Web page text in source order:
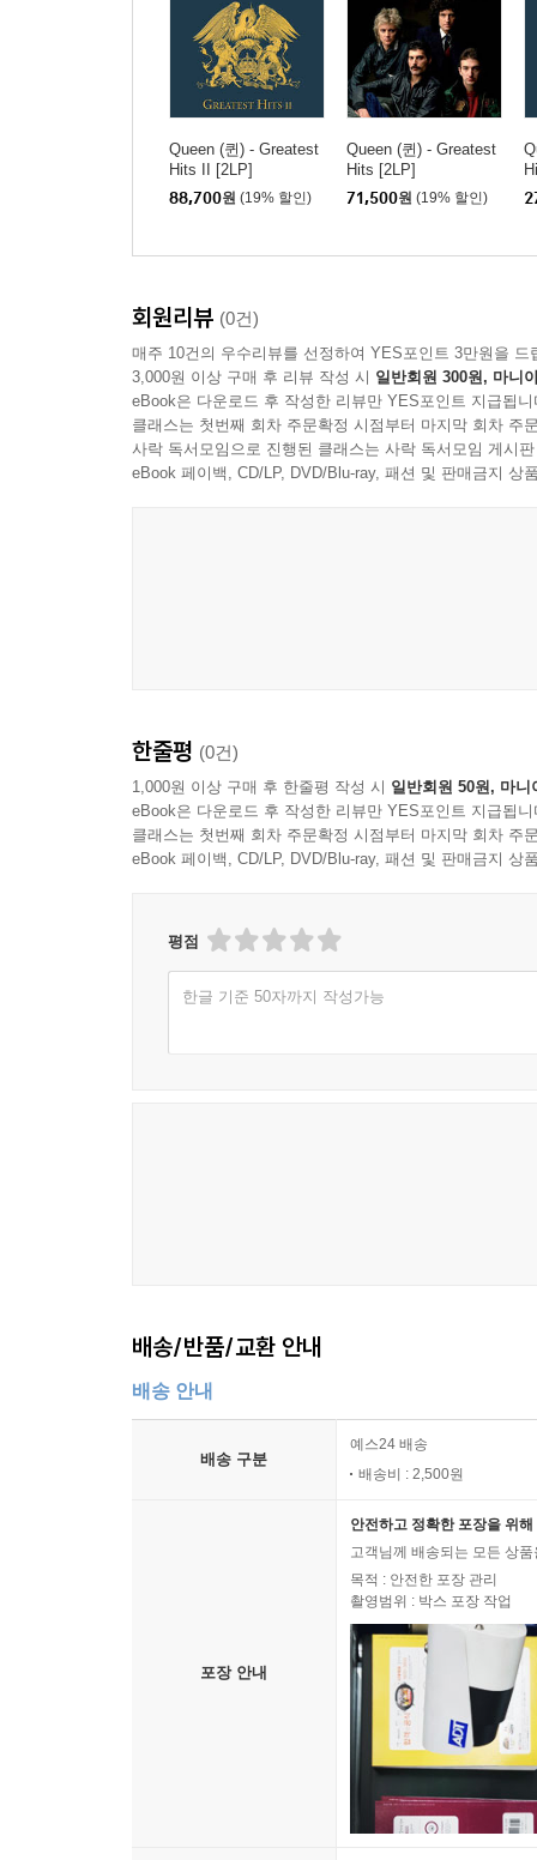
Queen (퀸) - Greatest
Hits II [2LP]
88,700원 (19% 할인)
Queen (퀸) - Greatest
Hits [2LP]
71,500원 (19% 할인)
회원리뷰 (0건)
매주 10건의 우수리뷰를 선정하여 YES포인트 3만원을 드
3,000원 이상 구매 후 리뷰 작성 시 일반회원 300원, 마니
eBook은 다운로드 후 작성한 리뷰만 YES포인트 지급됩니
클래스는 첫번째 회차 주문확정 시점부터 마지막 회차 주
사락 독서모임으로 진행된 클래스는 사락 독서모임 게시
eBook 페이백, CD/LP, DVD/Blu-ray, 패션 및 판매금지 상
한줄평 (0건)
1,000원 이상 구매 후 한줄평 작성 시 일반회원 50원, 마니
eBook은 다운로드 후 작성한 리뷰만 YES포인트 지급됩니
클래스는 첫번째 회차 주문확정 시점부터 마지막 회차 주
eBook 페이백, CD/LP, DVD/Blu-ray, 패션 및 판매금지 상
평점
한글 기준 50자까지 작성가능
배송/반품/교환 안내
배송 안내
배송 구분
예스24 배송
배송비 : 2,500원
포장 안내
안전하고 정확한 포장을 위
고객님께 배송되는 모든 상
목적 : 안전한 포장 관리
촬영범위 : 박스 포장 작업